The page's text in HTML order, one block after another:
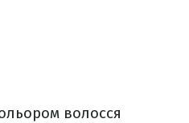
волосся